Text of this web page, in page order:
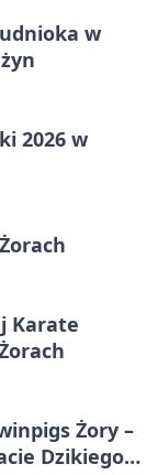
w
2026 w
Karate
Żory –
Dzikiego